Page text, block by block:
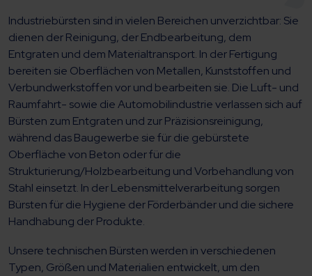
Industriebürsten sind in vielen Bereichen unverzichtbar: Sie
dienen der Reinigung, der Endbearbeitung, dem
Entgraten und dem Materialtransport. In der Fertigung
bereiten sie Oberflächen von Metallen, Kunststoffen und
Verbundwerkstoffen vor und bearbeiten sie. Die Luft- und
Raumfahrt- sowie die Automobilindustrie verlassen sich auf
Bürsten zum Entgraten und zur Präzisionsreinigung,
während das Baugewerbe sie für die gebürstete
Oberfläche von Beton oder für die
Strukturierung/Holzbearbeitung und Vorbehandlung von
Stahl einsetzt. In der Lebensmittelverarbeitung sorgen
Bürsten für die Hygiene der Förderbänder und die sichere
Handhabung der Produkte.
Unsere technischen Bürsten werden in verschiedenen
Typen, Größen und Materialien entwickelt, um den